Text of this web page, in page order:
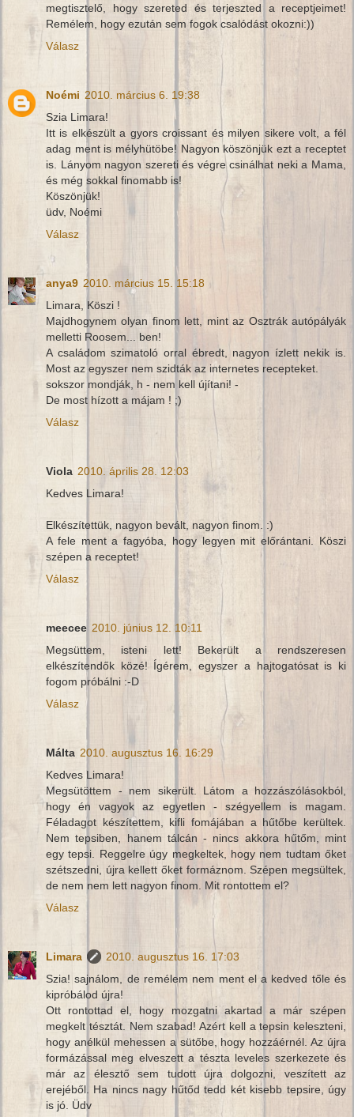
megtisztelő, hogy szereted és terjeszted a receptjeimet!
Remélem, hogy ezután sem fogok csalódást okozni:))
Válasz
Noémi 2010. március 6. 19:38
Szia Limara!
Itt is elkészült a gyors croissant és milyen sikere volt, a fél
adag ment is mélyhütöbe! Nagyon köszönjük ezt a receptet
is. Lányom nagyon szereti és végre csinálhat neki a Mama,
és még sokkal finomabb is!
Köszönjük!
üdv, Noémi
Válasz
anya9 2010. március 15. 15:18
Limara, Köszi !
Majdhogynem olyan finom lett, mint az Osztrák autópályák
melletti Roosem... ben!
A családom szimatoló orral ébredt, nagyon ízlett nekik is.
Most az egyszer nem szidták az internetes recepteket.
sokszor mondják, h - nem kell újítani! -
De most hízott a májam ! ;)
Válasz
Viola 2010. április 28. 12:03
Kedves Limara!
Elkészítettük, nagyon bevált, nagyon finom. :)
A fele ment a fagyóba, hogy legyen mit előrántani. Köszi
szépen a receptet!
Válasz
meecee 2010. június 12. 10:11
Megsüttem, isteni lett! Bekerült a rendszeresen
elkészítendők közé! Ígérem, egyszer a hajtogatósat is ki
fogom próbálni :-D
Válasz
Málta 2010. augusztus 16. 16:29
Kedves Limara!
Megsütöttem - nem sikerült. Látom a hozzászólásokból,
hogy én vagyok az egyetlen - szégyellem is magam.
Féladagot készítettem, kifli fomájában a hűtőbe kerültek.
Nem tepsiben, hanem tálcán - nincs akkora hűtőm, mint
egy tepsi. Reggelre úgy megkeltek, hogy nem tudtam őket
szétszedni, újra kellett őket formáznom. Szépen megsültek,
de nem nem lett nagyon finom. Mit rontottem el?
Válasz
Limara
2010. augusztus 16. 17:03
Szia! sajnálom, de remélem nem ment el a kedved tőle és
kipróbálod újra!
Ott rontottad el, hogy mozgatni akartad a már szépen
megkelt tésztát. Nem szabad! Azért kell a tepsin keleszteni,
hogy anélkül mehessen a sütőbe, hogy hozzáérnél. Az újra
formázással meg elveszett a tészta leveles szerkezete és
már az élesztő sem tudott újra dolgozni, veszített az
erejéből. Ha nincs nagy hűtőd tedd két kisebb tepsire, úgy
is jó. Üdv